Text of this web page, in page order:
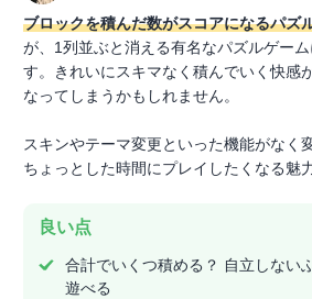
ブロックを積んだ数がスコアになるパズ
が、1列並ぶと消える有名なパズルゲー
す。きれいにスキマなく積んでいく快感
なってしまうかもしれません。
スキンやテーマ変更といった機能がなく
ちょっとした時間にプレイしたくなる魅
良い点
合計でいくつ積める？ 自立しない
遊べる